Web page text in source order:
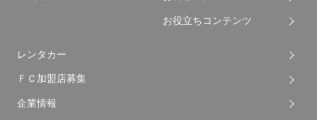
お役立ちコンテンツ
レンタカー
ＦＣ加盟店募集
企業情報